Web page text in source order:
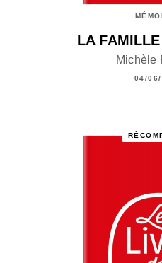
LA
Michèle
04/